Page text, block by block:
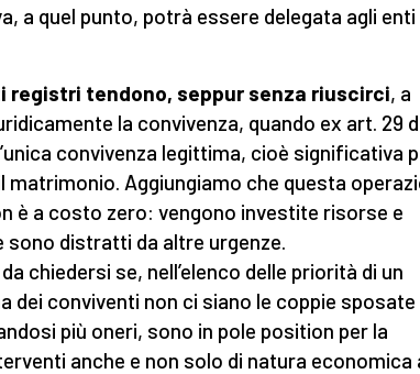
a quel punto, potrà essere delegata agli enti
registri tendono, seppur senza riuscirci, a
la convivenza, quando ex art. 29
convivenza legittima, cioè significativa
matrimonio. Aggiungiamo che questa
è a costo zero: vengono investite risorse e
sono distratti da altre urgenze.
chiedersi se, nell’elenco delle priorità di un
dei conviventi non ci siano le coppie sposate
più oneri, sono in pole position per la
anche e non solo di natura economica